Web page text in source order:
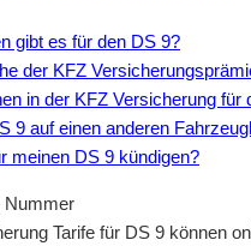
gibt es für den DS 9?
der KFZ
in der KFZ Versicherung für
9 auf einen anderen
meinen DS 9 kündigen?
Tarife für DS 9 können